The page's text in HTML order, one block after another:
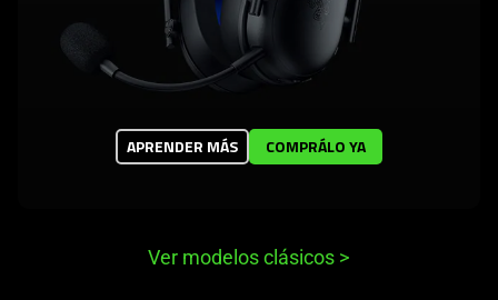
APRENDER MÁS COMPRÁLO YA
Ver modelos clásicos >